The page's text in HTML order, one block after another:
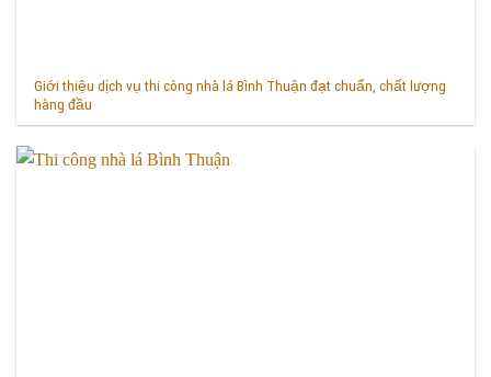
Giới thiệu dịch vụ thi công nhà lá Bình Thuận đạt chuẩn, chất lượng
hàng đầu